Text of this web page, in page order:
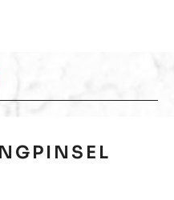
enthält 0